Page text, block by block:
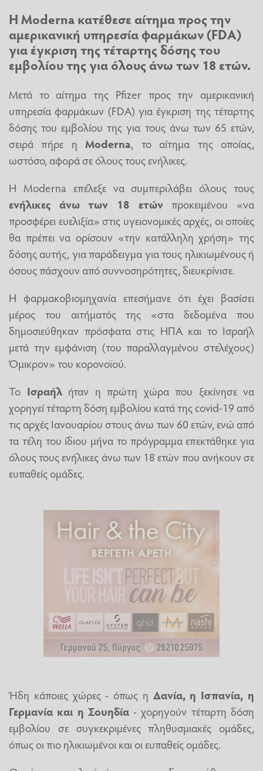
Η Moderna κατέθεσε αίτημα προς την
αμερικανική υπηρεσία φαρμάκων (FDA)
για έγκριση της τέταρτης δόσης του
εμβολίου της για όλους άνω των 18 ετών.
Μετά το αίτημα της Pfizer προς την αμερικανική
υπηρεσία φαρμάκων (FDA) για έγκριση της τέταρτης
δόσης του εμβολίου της για τους άνω των 65 ετών,
σειρά πήρε ηModerna, το αίτημα της οποίας,
ωστόσο, αφορά σε όλους τους ενήλικες.
Η Moderna επέλεξε να συμπεριλάβει όλους τους
ενήλικες άνω των 18 ετών προκειμένου «να
προσφέρει ευελιξία» στις υγειονομικές αρχές, οι οποίες
θα πρέπει να ορίσουν «την κατάλληλη χρήση» της
δόσης αυτής, για παράδειγμα για τους ηλικιωμένους ή
όσους πάσχουν από συννοσηρότητες, διευκρίνισε.
Η φαρμακοβιομηχανία επεσήμανε ότι έχει βασίσει
μέρος του αιτήματός της «στα δεδομένα που
δημοσιεύθηκαν πρόσφατα στις ΗΠΑ και το Ισραήλ
μετά την εμφάνιση (του παραλλαγμένου στελέχους)
Όμικρον» του κορονοϊού.
Το Ισραήλήταν η πρώτη χώρα που ξεκίνησε να
χορηγεί τέταρτη δόση εμβολίου κατά της covid-19 από
τις αρχές Ιανουαρίου στους άνω των 60 ετών, ενώ από
τα τέλη του ίδιου μήνα το πρόγραμμα επεκτάθηκε για
όλους τους ενήλικες άνω των 18 ετών που ανήκουν σε
ευπαθείς ομάδες.
Ήδη κάποιες χώρες - όπως η Δανία, η Ισπανία, η
Γερμανία και η Σουηδία- χορηγούν τέταρτη δόση
εμβολίου σε συγκεκριμένες πληθυσμιακές ομάδες,
όπως οι πιο ηλικιωμένοι και οι ευπαθείς ομάδες.